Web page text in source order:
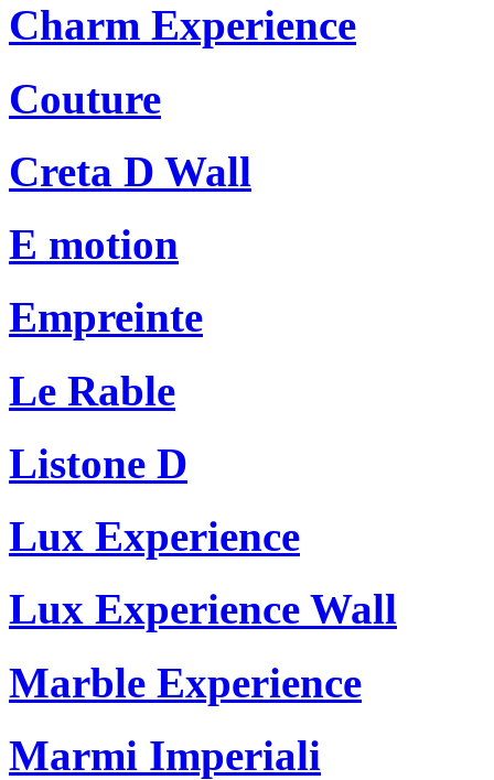
Charm Experience
Couture
Creta D Wall
E motion
Empreinte
Le Rable
Listone D
Lux Experience
Lux Experience Wall
Marble Experience
Marmi Imperiali